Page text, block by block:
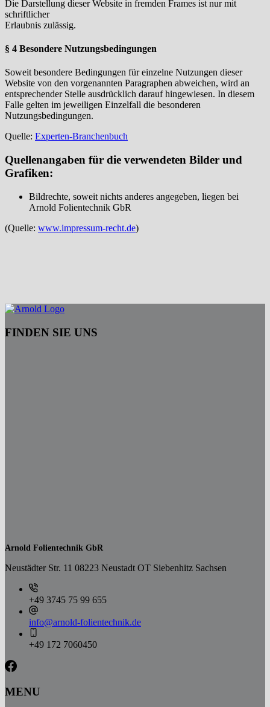
Die Darstellung dieser Website in fremden Frames ist nur mit
schriftlicher
Erlaubnis zulässig.
§ 4 Besondere Nutzungsbedingungen
Soweit besondere Bedingungen für einzelne Nutzungen dieser
Website von den vorgenannten Paragraphen abweichen, wird an
entsprechender Stelle ausdrücklich darauf hingewiesen. In diesem
Falle gelten im jeweiligen Einzelfall die besonderen
Nutzungsbedingungen.
Quelle: Experten-Branchenbuch
Quellenangaben für die verwendeten Bilder und
Grafiken:
Bildrechte, soweit nichts anderes angegeben, liegen bei
Arnold Folientechnik GbR
(Quelle: www.impressum-recht.de)
FINDEN SIE UNS
Arnold Folientechnik GbR
Neustädter Str. 11 08223 Neustadt OT Siebenhitz Sachsen
+49 3745 75 99 655
info@arnold-folientechnik.de
+49 172 7060450
MENU